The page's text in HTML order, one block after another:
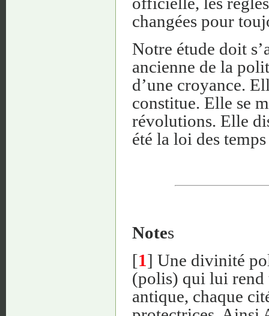
changées pour
Notre étude doit
ancienne de la
d’une croyance.
constitue. Elle se
révolutions. Elle
été la loi des
Notes
[1] Une divinité
(polis) qui lui rend
antique, chaque